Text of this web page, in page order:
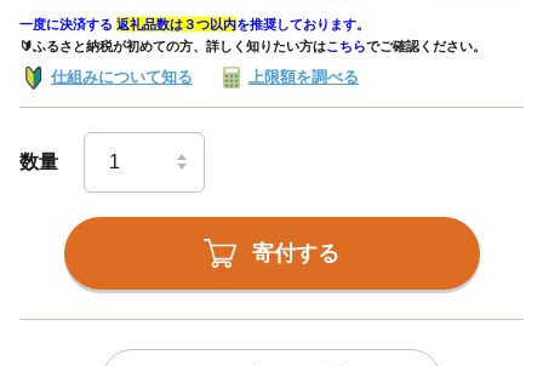
一度に決済する 返礼品数は３つ以内を推奨しております。
🔰ふるさと納税が初めての方、詳しく知りたい方はこちらでご確認ください。
仕組みについて知る 上限額を調べる
数量
寄付する